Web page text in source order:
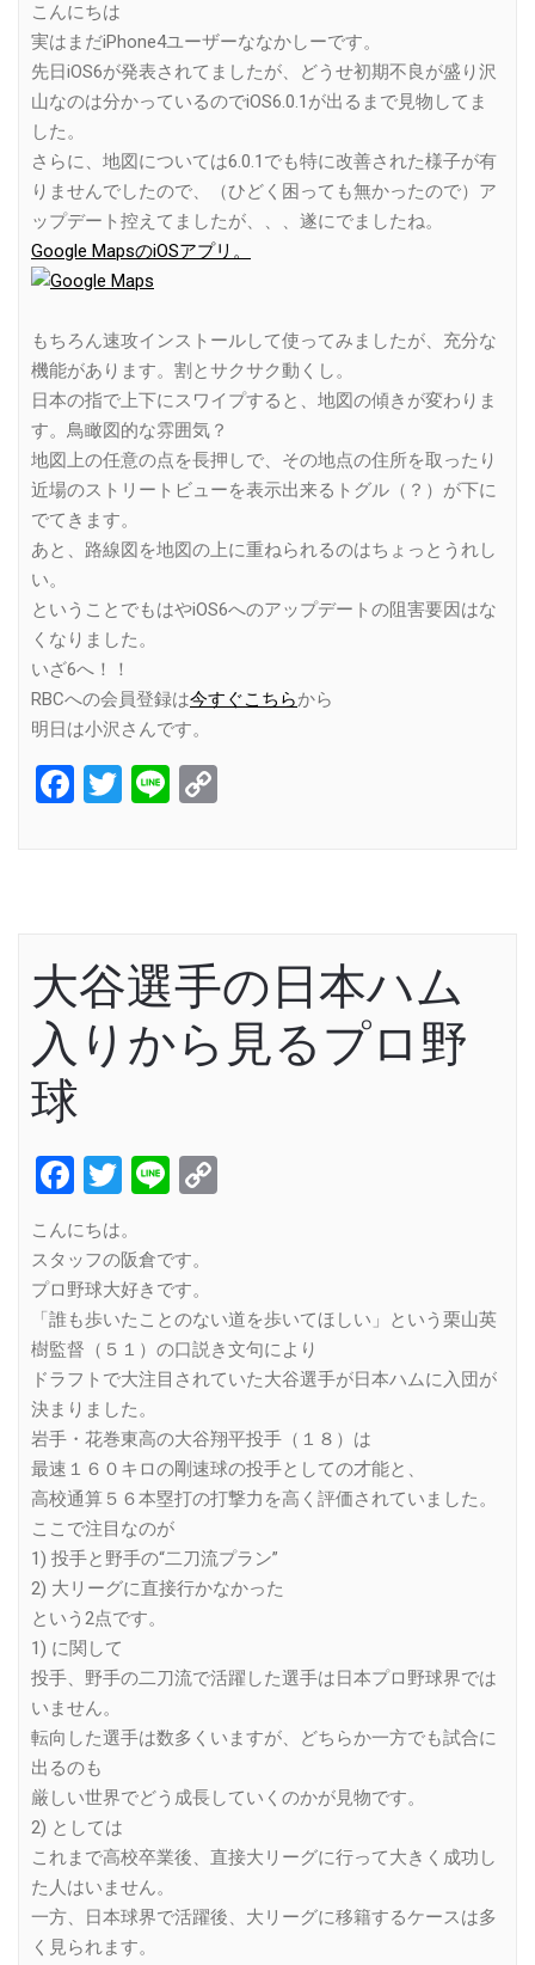
こんにちは
実はまだiPhone4ユーザーななかしーです。
先日iOS6が発表されてましたが、どうせ初期不良が盛り沢
山なのは分かっているのでiOS6.0.1が出るまで見物してま
した。
さらに、地図については6.0.1でも特に改善された様子が有
りませんでしたので、（ひどく困っても無かったので）ア
ップデート控えてましたが、、、遂にでましたね。
Google MapsのiOSアプリ。
もちろん速攻インストールして使ってみましたが、充分な
機能があります。割とサクサク動くし。
日本の指で上下にスワイプすると、地図の傾きが変わりま
す。鳥瞰図的な雰囲気？
地図上の任意の点を長押しで、その地点の住所を取ったり
近場のストリートビューを表示出来るトグル（？）が下に
でてきます。
あと、路線図を地図の上に重ねられるのはちょっとうれし
い。
ということでもはやiOS6へのアップデートの阻害要因はな
くなりました。
いざ6へ！！
RBCへの会員登録は今すぐこちらから
明日は小沢さんです。
Facebook
Twitter
Line
大谷選手の日本ハム
入りから見るプロ野
球
Facebook
Twitter
Line
こんにちは。
スタッフの阪倉です。
プロ野球大好きです。
「誰も歩いたことのない道を歩いてほしい」という栗山英
樹監督（５１）の口説き文句により
ドラフトで大注目されていた大谷選手が日本ハムに入団が
決まりました。
岩手・花巻東高の大谷翔平投手（１８）は
最速１６０キロの剛速球の投手としての才能と、
高校通算５６本塁打の打撃力を高く評価されていました。
ここで注目なのが
1) 投手と野手の“二刀流プラン”
2) 大リーグに直接行かなかった
という2点です。
1) に関して
投手、野手の二刀流で活躍した選手は日本プロ野球界では
いません。
転向した選手は数多くいますが、どちらか一方でも試合に
出るのも
厳しい世界でどう成長していくのかが見物です。
2) としては
これまで高校卒業後、直接大リーグに行って大きく成功し
た人はいません。
一方、日本球界で活躍後、大リーグに移籍するケースは多
く見られます。